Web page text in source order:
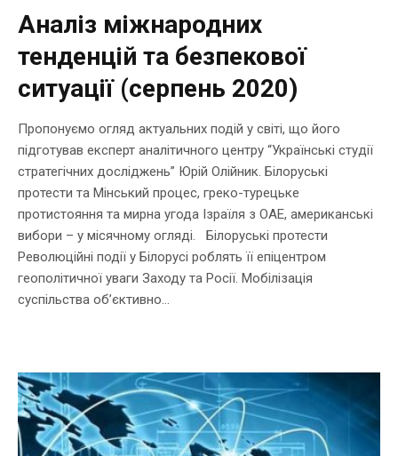
Аналіз міжнародних
тенденцій та безпекової
ситуації (серпень 2020)
Пропонуємо огляд актуальних подій у світі, що його
підготував експерт аналітичного центру “Українські студії
стратегічних досліджень” Юрій Олійник. Білоруські
протести та Мінський процес, греко-турецьке
протистояння та мирна угода Ізраїля з ОАЕ, американські
вибори – у місячному огляді. Білоруські протести
Революційні події у Білорусі роблять її епіцентром
геополітичної уваги Заходу та Росії. Мобілізація
суспільства об’єктивно...